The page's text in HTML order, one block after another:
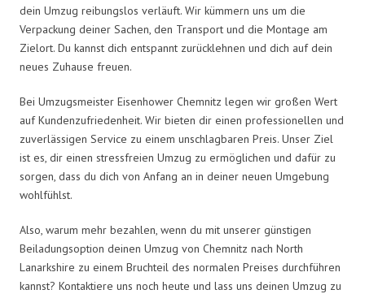
dein Umzug reibungslos verläuft. Wir kümmern uns um die
Verpackung deiner Sachen, den Transport und die Montage am
Zielort. Du kannst dich entspannt zurücklehnen und dich auf dein
neues Zuhause freuen.
Bei Umzugsmeister Eisenhower Chemnitz legen wir großen Wert
auf Kundenzufriedenheit. Wir bieten dir einen professionellen und
zuverlässigen Service zu einem unschlagbaren Preis. Unser Ziel
ist es, dir einen stressfreien Umzug zu ermöglichen und dafür zu
sorgen, dass du dich von Anfang an in deiner neuen Umgebung
wohlfühlst.
Also, warum mehr bezahlen, wenn du mit unserer günstigen
Beiladungsoption deinen Umzug von Chemnitz nach North
Lanarkshire zu einem Bruchteil des normalen Preises durchführen
kannst? Kontaktiere uns noch heute und lass uns deinen Umzug zu